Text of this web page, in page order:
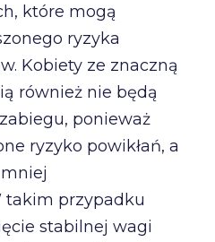
które mogą
ryzyka
Kobiety ze znaczną
również nie będą
ponieważ
ryzyko powikłań, a
takim przypadku
stabilnej wagi